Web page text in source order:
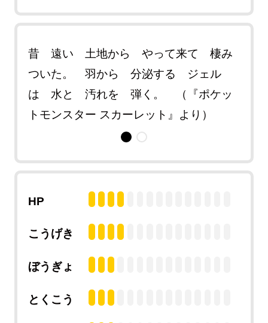
昔 遠い 土地から やって来て 棲み
ついた。 羽から 分泌する ジェル
は 水と 汚れを 弾く。 （『ポケッ
トモンスター スカーレット』より）
HP
こうげき
ぼうぎょ
とくこう